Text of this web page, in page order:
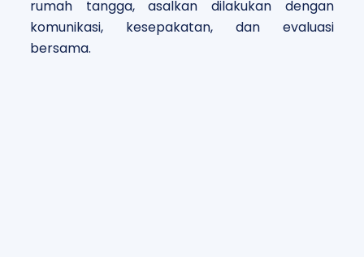
rumah tangga, asalkan dilakukan dengan
komunikasi, kesepakatan, dan evaluasi
bersama.